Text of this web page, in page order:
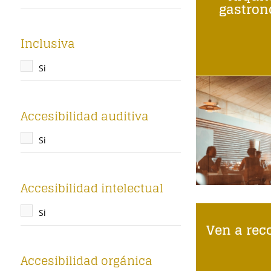
Inclusiva
Si
Accesibilidad auditiva
Si
Accesibilidad intelectual
Si
Accesibilidad orgánica
Ven a